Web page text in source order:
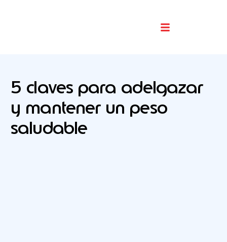
5 claves para adelgazar
y mantener un peso
saludable